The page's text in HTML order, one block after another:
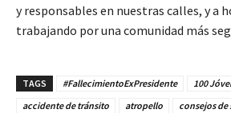
y responsables en nuestras calles, y a
trabajando por una comunidad más
TAGS #FallecimientoExPresidente
100
accidente de tránsito
atropello
consejos de